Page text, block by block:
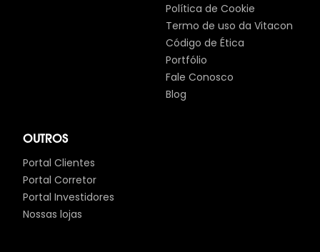
Política de Cookie
Termo de uso da Vitacon
Código de Ética
Portfólio
Fale Conosco
Blog
OUTROS
Portal Clientes
Portal Corretor
Portal Investidores
Nossas lojas